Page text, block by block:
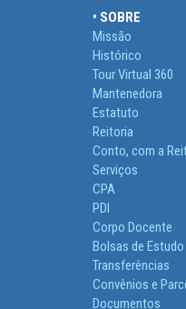
• SOBRE
Missão
Histórico
Tour Virtual 360
Mantenedora
Estatuto
Reitoria
Conto, com a
Serviços
CPA
PDI
Corpo Docente
Bolsas de
Transferências
Convênios e
Documentos